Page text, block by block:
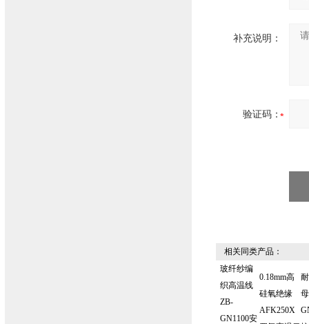
补充说明：
验证码：
相关同类产品：
玻纤纱编
织高温线
ZB-
GN1100安
0.18mm高
硅氧绝缘
AFK250X